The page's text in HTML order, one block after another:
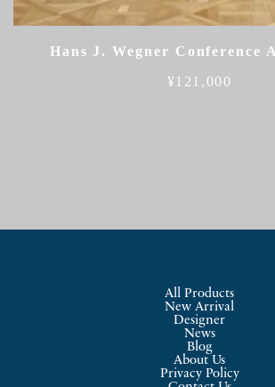
Hans J. Wegner Conference
¥121,000
All Products
New Arrival
Designer
News
Blog
About Us
Privacy Policy